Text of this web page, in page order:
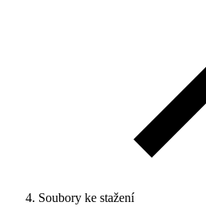
Soubory ke stažení